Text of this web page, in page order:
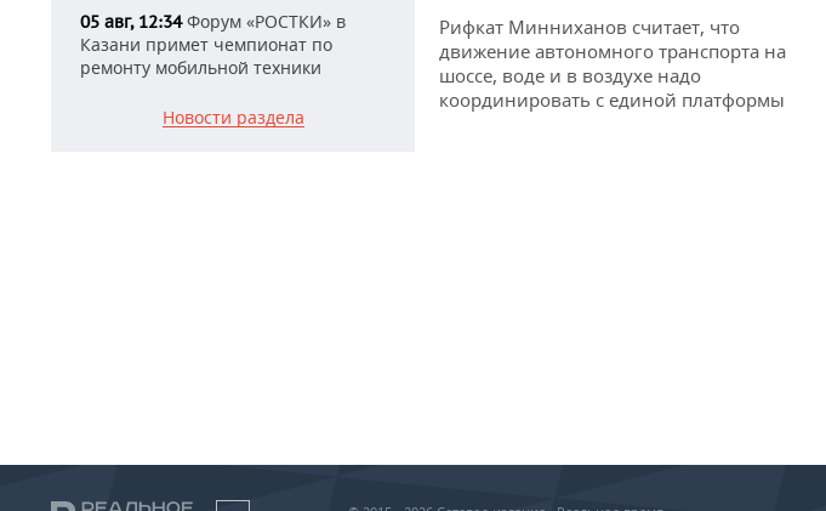
05 авг, 12:34Форум «РОСТКИ» в
Казани примет чемпионат по
ремонту мобильной техники
Новости раздела
Рифкат Минниханов считает, что
движение автономного транспорта на
шоссе, воде и в воздухе надо
координировать с единой платформы